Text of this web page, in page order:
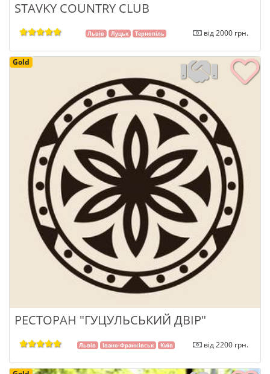
STAVKY COUNTRY CLUB
Львів Луцьк Тернопіль від 2000 грн.
Gold
РЕСТОРАН "ГУЦУЛЬСЬКИЙ ДВІР"
Львів Івано-Франківськ Київ від 2200 грн.